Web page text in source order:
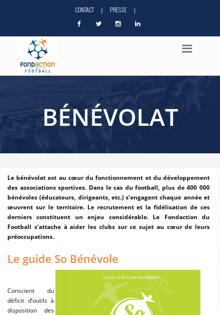
CONTACT | PRESSE |
BÉNÉVOLAT
Le bénévolat est au cœur du fonctionnement et du développement
des associations sportives. Dans le cas du football, plus de 400 000
bénévoles (éducateurs, dirigeants, etc.) s’engagent chaque année et
œuvrent sur le territoire. Le recrutement et la fidélisation de ces
derniers constituent un enjeu considérable. Le Fondaction du
Football s’attache à aider les clubs sur ce sujet au cœur de leurs
préoccupations.
Le guide So Bénévole
Conscient du
déficit d’outils à
disposition des